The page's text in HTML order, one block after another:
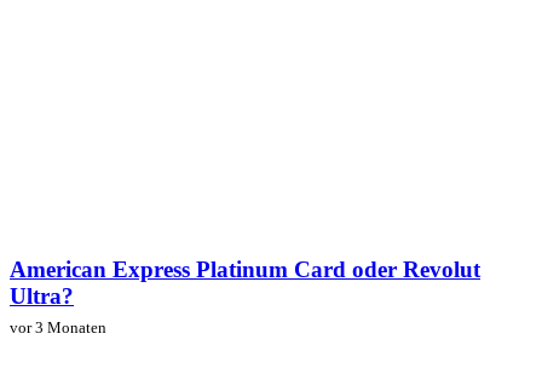
American Express Platinum Card oder Revolut
Ultra?
vor 3 Monaten